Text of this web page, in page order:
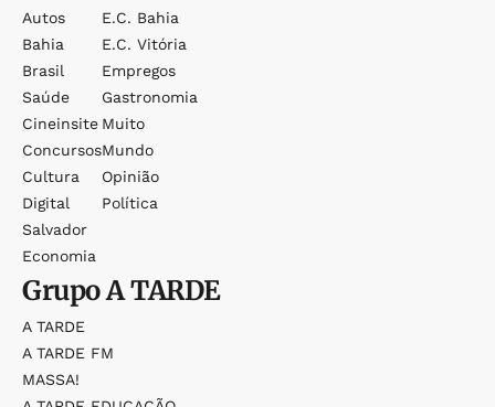
Autos
Bahia
Brasil
Saúde
Cineinsite
Concursos
Cultura
Digital
Salvador
Economia
E.c. Bahia
E.c. Vitória
Empregos
Gastronomia
Muito
Mundo
Opinião
Política
GrupoA TARDE
A TARDE
A TARDE FM
MASSA!